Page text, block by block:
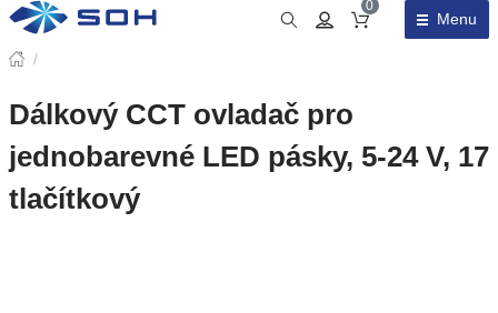
Obsah košíku
0
Menu
/
Dálkový CCT ovladač pro
jednobarevné LED pásky, 5-24 V, 17
tlačítkový